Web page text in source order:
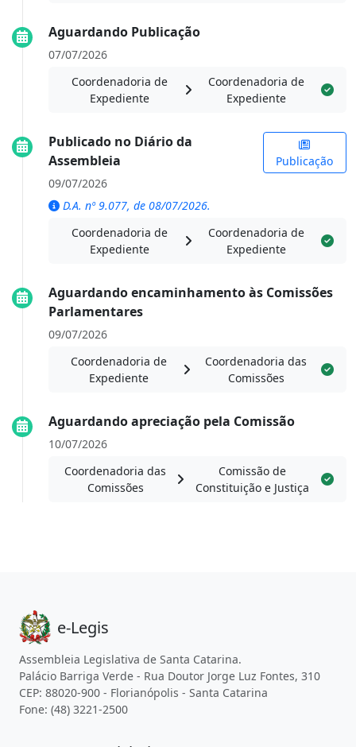
Aguardando Publicação
07/07/2026
Coordenadoria de
Expediente
Coordenadoria de
Expediente
Publicado no Diário da
Assembleia
Publicação
09/07/2026
D.A. nº 9.077, de 08/07/2026.
Coordenadoria de
Expediente
Coordenadoria de
Expediente
Aguardando encaminhamento às Comissões
Parlamentares
09/07/2026
Coordenadoria de
Expediente
Coordenadoria das
Comissões
Aguardando apreciação pela Comissão
10/07/2026
Coordenadoria das
Comissões
Comissão de
Constituição e Justiça
e-Legis
Assembleia Legislativa de Santa Catarina.
Palácio Barriga Verde - Rua Doutor Jorge Luz Fontes, 310
CEP: 88020-900 - Florianópolis - Santa Catarina
Fone: (48) 3221-2500